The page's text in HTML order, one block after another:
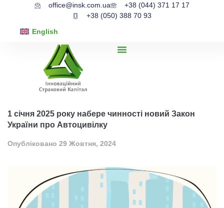
office@insk.com.ua
+38 (044) 371 17 17
+38 (050) 388 70 93
English
1 січня 2025 року набере чинності новий Закон
України про Автоцивілку
Опубліковано 29 Жовтня, 2024